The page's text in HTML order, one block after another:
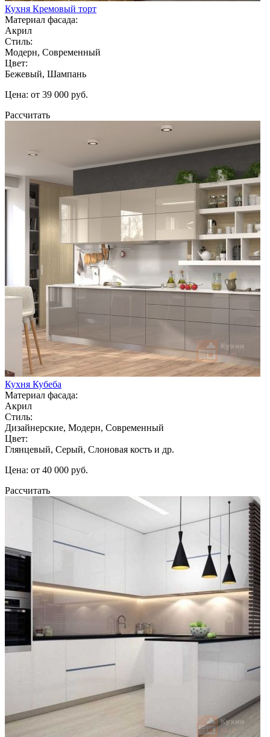
Кухня Кремовый торт
Материал фасада:
Акрил
Стиль:
Модерн, Современный
Цвет:
Бежевый, Шампань
Цена: от 39 000 руб.
Рассчитать
Кухня Кубеба
Материал фасада:
Акрил
Стиль:
Дизайнерские, Модерн, Современный
Цвет:
Глянцевый, Серый, Слоновая кость и др.
Цена: от 40 000 руб.
Рассчитать